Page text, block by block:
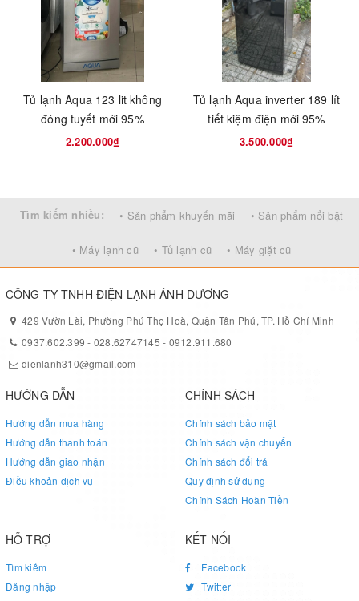
Tủ lạnh Aqua 123 lit không
đóng tuyết mới 95%
2.200.000₫
Tủ lạnh Aqua inverter 189 lít
tiết kiệm điện mới 95%
3.500.000₫
Tìm kiếm nhiều: • Sản phẩm khuyến mãi • Sản phẩm nổi bật
• Máy lạnh cũ • Tủ lạnh cũ • Máy giặt cũ
CÔNG TY TNHH ĐIỆN LẠNH ÁNH DƯƠNG
429 Vườn Lài, Phường Phú Thọ Hoà, Quận Tân Phú, TP. Hồ Chí Minh
0937.602.399 - 028.62747145 - 0912.911.680
dienlanh310@gmail.com
HƯỚNG DẪN
Hướng dẫn mua hàng
Hướng dẫn thanh toán
Hướng dẫn giao nhận
Điều khoản dịch vụ
CHÍNH SÁCH
Chính sách bảo mật
Chính sách vận chuyển
Chính sách đổi trả
Quy định sử dụng
Chính Sách Hoàn Tiền
HỖ TRỢ
Tìm kiếm
Đăng nhập
KẾT NỐI
Facebook
Twitter